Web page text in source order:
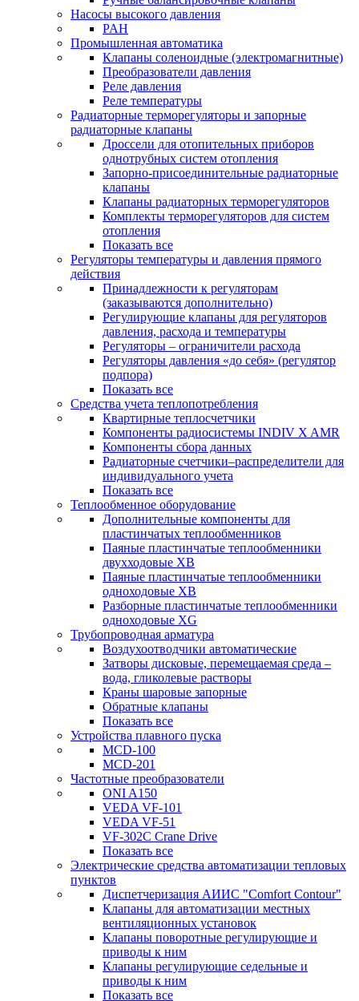
Насосы высокого давления
PAH
Промышленная автоматика
Клапаны соленоидные (электромагнитные)
Преобразователи давления
Реле давления
Реле температуры
Радиаторные терморегуляторы и запорные
радиаторные клапаны
Дроссели для отопительных приборов
однотрубных систем отопления
Запорно-присоединительные радиаторные
клапаны
Клапаны радиаторных терморегуляторов
Комплекты терморегуляторов для систем
отопления
Показать все
Регуляторы температуры и давления прямого
действия
Принадлежности к регуляторам
(заказываются дополнительно)
Регулирующие клапаны для регуляторов
давления, расхода и температуры
Регуляторы – ограничители расхода
Регуляторы давления «до себя» (регулятор
подпора)
Показать все
Средства учета теплопотребления
Квартирные теплосчетчики
Компоненты радиосистемы INDIV X AMR
Компоненты сбора данных
Радиаторные счетчики–распределители для
индивидуального учета
Показать все
Теплообменное оборудование
Дополнительные компоненты для
пластинчатых теплообменников
Паяные пластинчатые теплообменники
двухходовые XB
Паяные пластинчатые теплообменники
одноходовые ХВ
Разборные пластинчатые теплообменники
одноходовые ХG
Трубопроводная арматура
Воздухоотводчики автоматические
Затворы дисковые, перемещаемая среда –
вода, гликолевые растворы
Краны шаровые запорные
Обратные клапаны
Показать все
Устройства плавного пуска
MCD-100
MCD-201
Частотные преобразователи
ONI A150
VEDA VF-101
VEDA VF-51
VF-302C Crane Drive
Показать все
Электрические средства автоматизации тепловых
пунктов
Диспетчеризация АИИС "Comfort Contour"
Клапаны для автоматизации местных
вентиляционных установок
Клапаны поворотные регулирующие и
приводы к ним
Клапаны регулирующие седельные и
приводы к ним
Показать все